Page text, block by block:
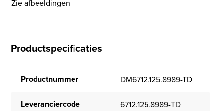
Zie afbeeldingen
Productspecificaties
Productnummer DM6712.125.8989-TD
Leveranciercode 6712.125.8989-TD